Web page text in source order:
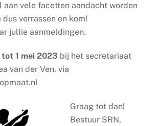
aan vele facetten aandacht worden
verrassen en kom!
jullie aanmeldingen.
tot 1 mei 2023 bij het secretariaat
van der Ven, via
Graag tot dan!
Bestuur SRN,